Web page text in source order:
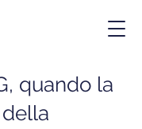
quando la